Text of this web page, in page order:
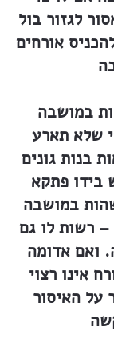
לגזור בול
אורחים
במושבה
שלא תארע
בנות גונים
בידו פתקא
במושבה
– רשות לו גם
ואם אדומה
אינו רצוי
על האיסור